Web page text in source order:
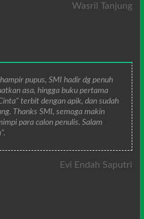
Wasril Tanjung
pupus, SMI hadir dg penuh
asa, hingga buku pertama
terbit dengan apik, dan sudah
Thanks SMI, semoga makin
para calon penulis. Salam
Evi Endah Saputri